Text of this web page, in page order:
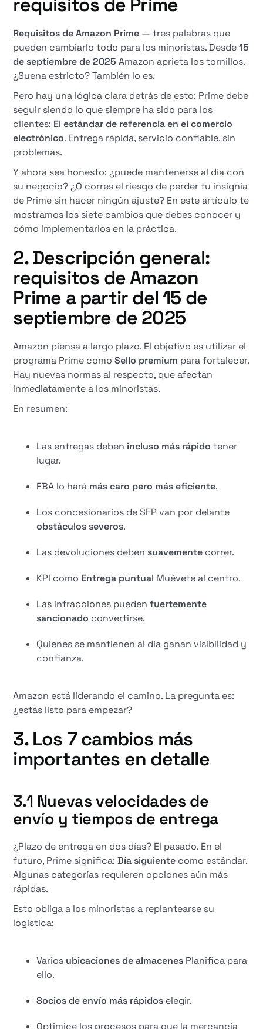
requisitos de Prime
Requisitos de Amazon Prime — tres palabras que
pueden cambiarlo todo para los minoristas. Desde15
de septiembre de 2025 Amazon aprieta los tornillos.
¿Suena estricto? También lo es.
Pero hay una lógica clara detrás de esto: Prime debe
seguir siendo lo que siempre ha sido para los
clientes: El estándar de referencia en el comercio
electrónico. Entrega rápida, servicio confiable, sin
problemas.
Y ahora sea honesto: ¿puede mantenerse al día con
su negocio? ¿O corres el riesgo de perder tu insignia
de Prime sin hacer ningún ajuste? En este artículo te
mostramos los siete cambios que debes conocer y
cómo implementarlos en la práctica.
2. Descripción general:
requisitos de Amazon
Prime a partir del 15 de
septiembre de 2025
Amazon piensa a largo plazo. El objetivo es utilizar el
programa Prime comoSello premium para fortalecer.
Hay nuevas normas al respecto, que afectan
inmediatamente a los minoristas.
En resumen:
Las entregas deben incluso más rápido tener
lugar.
FBA lo hará más caro pero más eficiente.
Los concesionarios de SFP van por delante
obstáculos severos.
Las devoluciones deben suavemente correr.
KPI como Entrega puntual Muévete al centro.
Las infracciones puedenfuertemente
sancionado convertirse.
Quienes se mantienen al día ganan visibilidad y
confianza.
Amazon está liderando el camino. La pregunta es:
¿estás listo para empezar?
3. Los 7 cambios más
importantes en detalle
3.1 Nuevas velocidades de
envío y tiempos de entrega
¿Plazo de entrega en dos días? El pasado. En el
futuro, Prime significa:Día siguiente como estándar.
Algunas categorías requieren opciones aún más
rápidas.
Esto obliga a los minoristas a replantearse su
logística:
Varios ubicaciones de almacenes Planifica para
ello.
Socios de envío más rápidos elegir.
Optimice los procesos para que la mercancía